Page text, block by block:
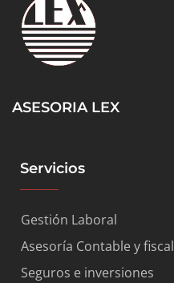
ASESORIA LEX
Servicios
Gestión Laboral
Asesoría Contable y fiscal
Seguros e inversiones